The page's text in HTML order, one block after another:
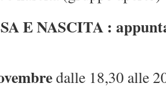
E NASCITA :
dalle 18,30 alle